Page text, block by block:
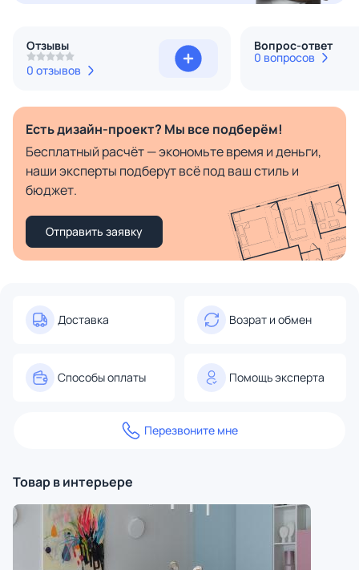
Отзывы
0 отзывов
Вопрос-ответ
0 вопросов
Есть дизайн-проект? Мы все подберём!
Бесплатный расчёт — экономьте время и деньги,
наши эксперты подберут всё под ваш стиль и
бюджет.
Отправить заявку
Доставка Возрат и обмен
Способы оплаты Помощь эксперта
Перезвоните мне
Товар в интерьере